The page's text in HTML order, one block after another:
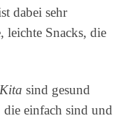
dabei sehr
Snacks, die
sind gesund
die einfach sind und